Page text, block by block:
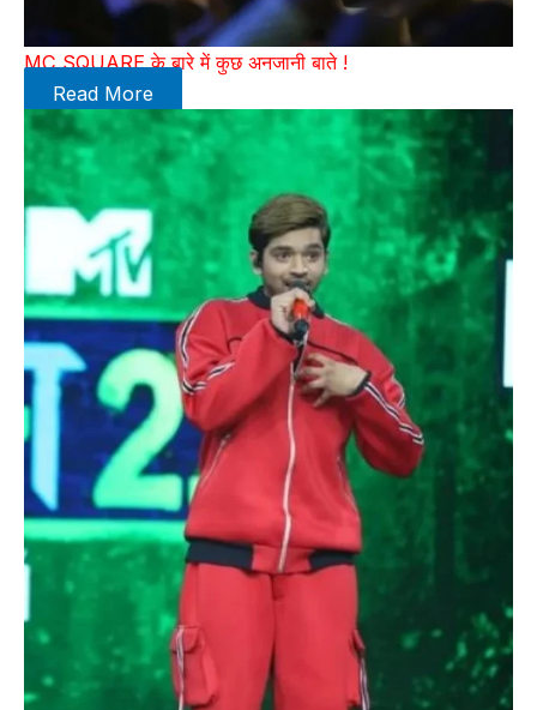
MC SQUARE के बारे में कुछ अनजानी बाते !
Read More